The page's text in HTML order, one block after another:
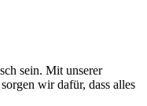
sein. Mit unserer
wir dafür, dass alles